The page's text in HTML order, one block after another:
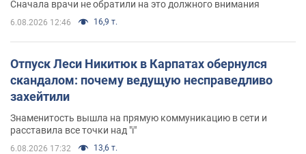
Сначала врачи не обратили на это должного внимания
6.08.2026 12:46 16,9 т.
Отпуск Леси Никитюк в Карпатах обернулся
скандалом: почему ведущую несправедливо
захейтили
Знаменитость вышла на прямую коммуникацию в сети и
расставила все точки над "i"
6.08.2026 17:32 13,6 т.